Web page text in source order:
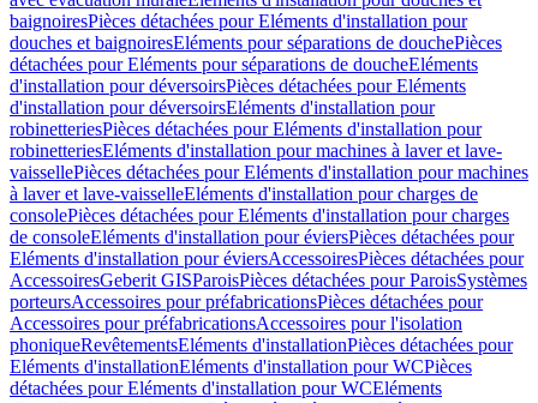
baignoiresPièces détachées pour Eléments d'installation pour
douches et baignoiresEléments pour séparations de douchePièces
détachées pour Eléments pour séparations de doucheEléments
d'installation pour déversoirsPièces détachées pour Eléments
d'installation pour déversoirsEléments d'installation pour
robinetteriesPièces détachées pour Eléments d'installation pour
robinetteriesEléments d'installation pour machines à laver et lave-
vaissellePièces détachées pour Eléments d'installation pour machines
à laver et lave-vaisselleEléments d'installation pour charges de
consolePièces détachées pour Eléments d'installation pour charges
de consoleEléments d'installation pour éviersPièces détachées pour
Eléments d'installation pour éviersAccessoiresPièces détachées pour
AccessoiresGeberit GISParoisPièces détachées pour ParoisSystèmes
porteursAccessoires pour préfabricationsPièces détachées pour
Accessoires pour préfabricationsAccessoires pour l'isolation
phoniqueRevêtementsEléments d'installationPièces détachées pour
Eléments d'installationEléments d'installation pour WCPièces
détachées pour Eléments d'installation pour WCEléments